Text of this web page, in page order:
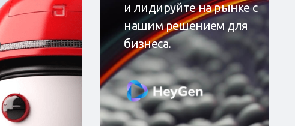
и лидируйте на рынке с
нашим решением для
бизнеса.